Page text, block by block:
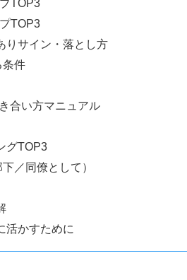
TOP3
TOP3
りサイン・落とし方
条件
合い方マニュアル
グTOP3
／同僚として）
活かすために